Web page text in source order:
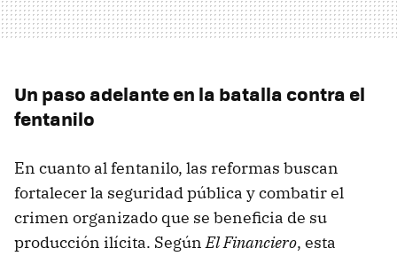
Un paso adelante en la batalla contra el
fentanilo
En cuanto al fentanilo, las reformas buscan
fortalecer la seguridad pública y combatir el
crimen organizado que se beneficia de su
producción ilícita. SegúnEl Financiero, esta